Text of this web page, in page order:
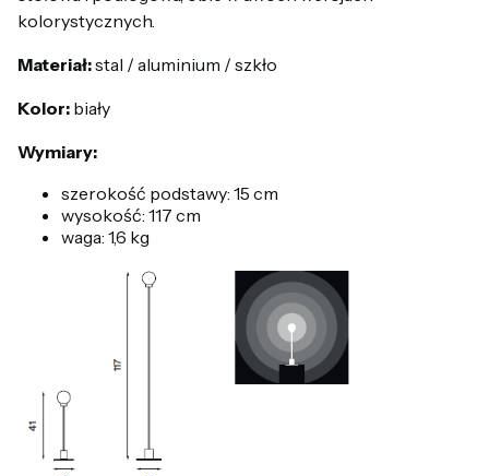
kolorystycznych.
Materiał:stal / aluminium / szkło
Kolor: biały
Wymiary:
szerokość podstawy: 15 cm
wysokość: 117 cm
waga: 1,6 kg